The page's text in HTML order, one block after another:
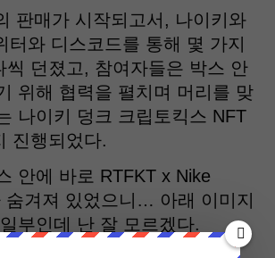
판매가 시작되고서, 나이키와
터와 디스코드를 통해 몇 가지
씩 던졌고, 참여자들은 박스 안
위해 협력을 펼치며 머리를 맞
나이키 덩크 크립토킥스 NFT
진행되었다.
안에 바로 RTFKT x Nike
숨겨져 있었으니… 아래 이미지
부인데 난 잘 모르겠다.